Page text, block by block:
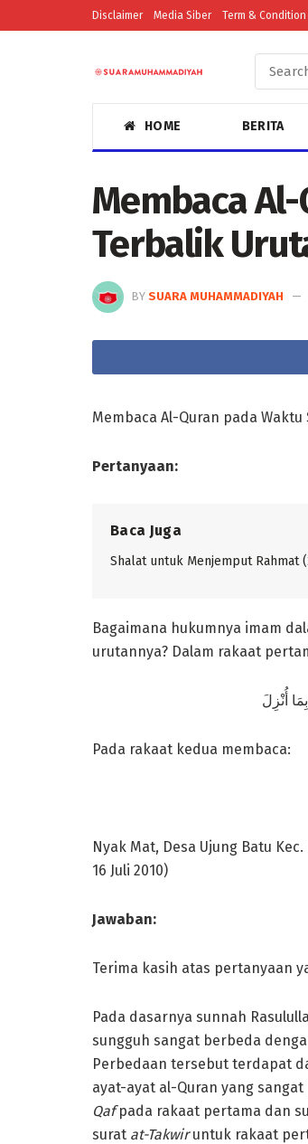
Disclaimer Media Siber Term & Condition
HOME BERITA
Membaca
Terbalik
BY SUARA MUHAMMADIYAH
Membaca Al-Quran pada
Pertanyaan:
Baca Juga
Shalat untuk Menjemput Rahmat
Bagaimana hukumnya imam
urutannya? Dalam rakaat
Pada rakaat kedua membaca:
Nyak Mat, Desa Ujung Batu
16 Juli 2010)
Jawaban:
Terima kasih atas pertanyaan
Pada dasarnya sunnah
sungguh sangat berbeda
Perbedaan tersebut terdapat
ayat-ayat al-Quran yang
Qafpada rakaat pertama dan
surat at-Takwiruntuk rakaat